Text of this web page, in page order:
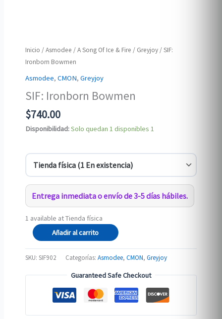
Inicio /Asmodee /A Song Of Ice & Fire / Greyjoy / SIF:
Ironborn Bowmen
Asmodee,CMON,Greyjoy
SIF: Ironborn Bowmen
$740.00
Disponibilidad:Solo quedan 1 disponibles 1
Entrega inmediata o envío de 3-5 días hábiles.
1 available at Tienda física
SIF:
Ironborn
Bowmen
Añadir al carrito
SKU:SIF902 Categorías:Asmodee,CMON,Greyjoy
Guaranteed Safe Checkout